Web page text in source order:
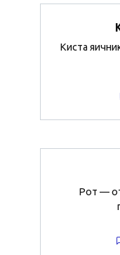
Киста
Рот —